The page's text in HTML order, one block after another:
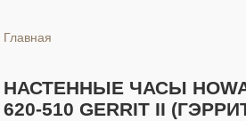
Главная
НАСТЕННЫЕ ЧАСЫ
620-510 GERRIT II